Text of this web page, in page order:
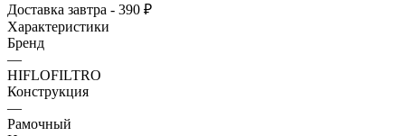
Доставка завтра - 390 ₽
Характеристики
Бренд
—
HIFLOFILTRO
Конструкция
—
Рамочный